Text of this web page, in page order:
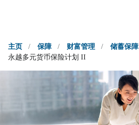
主页 / 保障 / 财富管理 / 储蓄保障
永越多元货币保险计划 II